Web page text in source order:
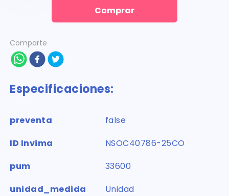
Comprar
Comparte
Especificaciones:
preventa
false
ID Invima
NSOC40786-25CO
pum
33600
unidad_medida
Unidad